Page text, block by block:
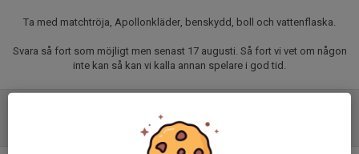
Ta med matchtröja, Apollonkläder, benskydd, boll och vattenflaska.
Svara så fort som möjligt men senast 17 augusti. Så fort vi vet om någon
inte kan så kan vi kalla annan spelare i god tid.